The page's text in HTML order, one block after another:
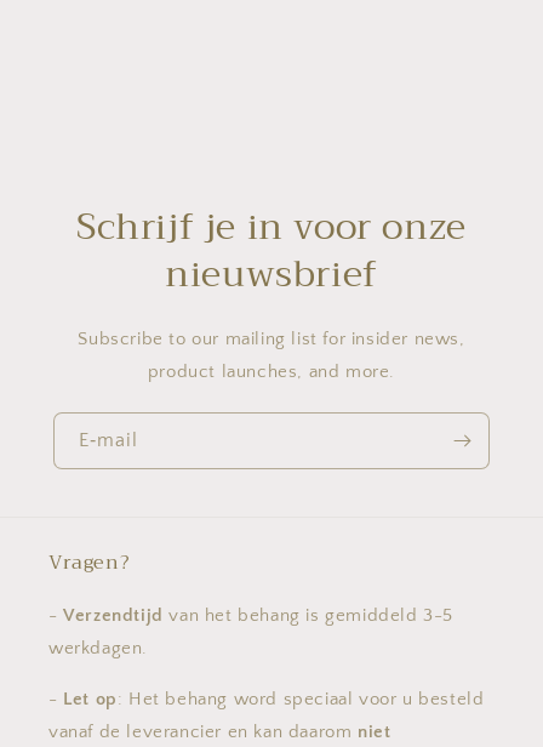
Schrijf je in voor onze
nieuwsbrief
Subscribe to our mailing list for insider news,
product launches, and more.
E‑mail
Vragen?
-Verzendtijd van het behang is gemiddeld 3-5
werkdagen.
- Let op: Het behang word speciaal voor u besteld
vanaf de leverancier en kan daarom niet